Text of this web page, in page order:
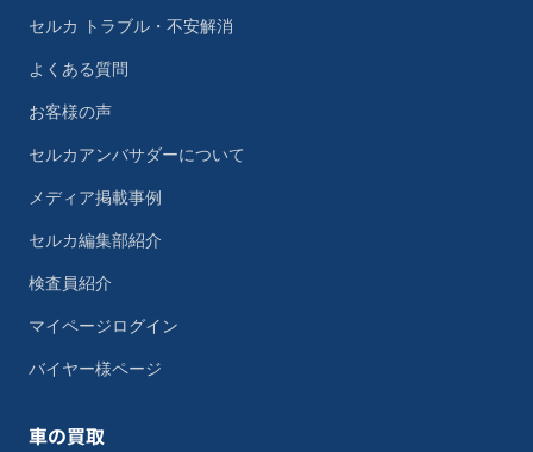
セルカ トラブル・不安解消
よくある質問
お客様の声
セルカアンバサダーについて
メディア掲載事例
セルカ編集部紹介
検査員紹介
マイページログイン
バイヤー様ページ
車の買取